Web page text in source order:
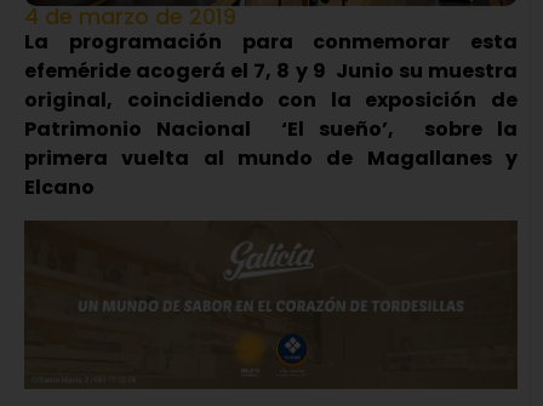
4 de marzo de 2019
La programación para conmemorar esta
efeméride acogerá el 7, 8 y 9 Junio su muestra
original, coincidiendo con la exposición de
Patrimonio Nacional ‘El sueño’, sobre la
primera vuelta al mundo de Magallanes y
Elcano